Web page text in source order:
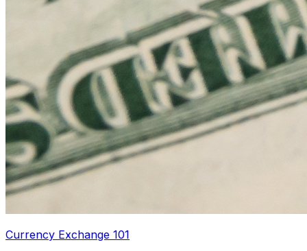
Currency Exchange 101